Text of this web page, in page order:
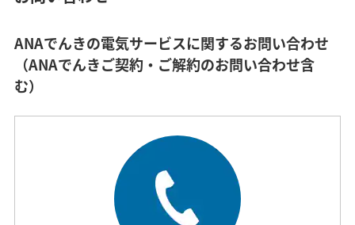
ANAでんきの電気サービスに関するお問い合わせ
（ANAでんきご契約・ご解約のお問い合わせ含
む）